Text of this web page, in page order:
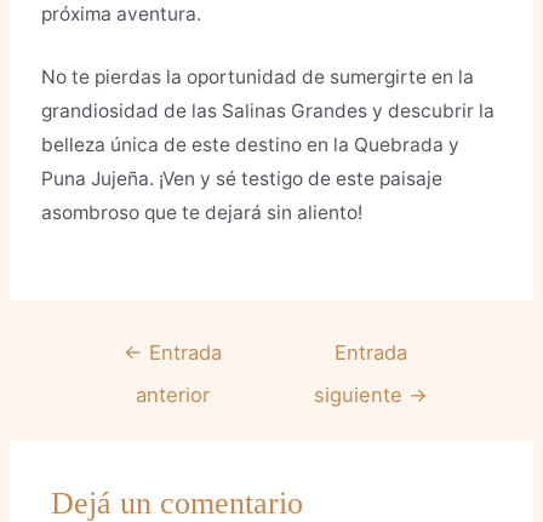
próxima aventura.
No te pierdas la oportunidad de sumergirte en la
grandiosidad de las Salinas Grandes y descubrir la
belleza única de este destino en la Quebrada y
Puna Jujeña. ¡Ven y sé testigo de este paisaje
asombroso que te dejará sin aliento!
← Entrada
anterior
Entrada
siguiente →
Dejá un comentario